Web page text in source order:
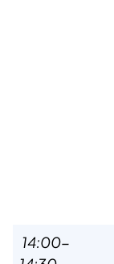
14:00-